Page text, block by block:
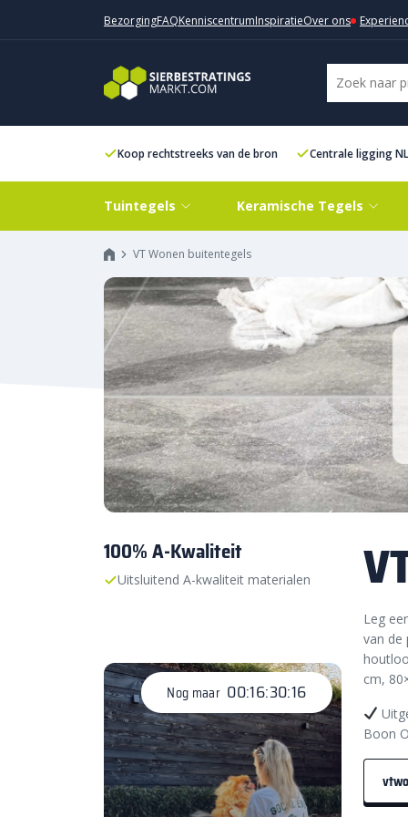
BezorgingFAQKenniscentrumInspiratieOver ons
Koop rechtstreeks van de bron Centrale ligging NL
Tuintegels Keramische Tegels
VT Wonen buitentegels
100% A-Kwaliteit
Uitsluitend A-kwaliteit materialen
Nog maar 00:16:30:15
Leg
van de
cm,
Boon